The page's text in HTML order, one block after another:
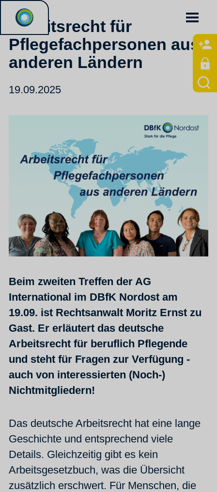
Arbeitsrecht für
Pflegefachpersonen aus
anderen Ländern
19.09.2025
Beim zweiten Treffen der AG
International im DBfK Nordost am
19.09. ist Rechtsanwalt Moritz Ernst zu
Gast. Er erläutert das deutsche
Arbeitsrecht für beruflich Pflegende
und steht für Fragen zur Verfügung -
auch von interessierten (Noch-)
Nichtmitgliedern!
Das deutsche Arbeitsrecht hat eine lange
Geschichte und entsprechend viele
Details. Gleichzeitig gibt es kein
Arbeitsgesetzbuch, was die Übersicht
zusätzlich erschwert. Für Menschen, die